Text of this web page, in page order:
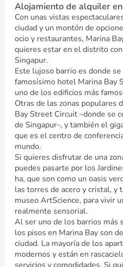
Alojamiento de alquiler
Con unas vistas
ciudad y un montón de
ocio y restaurantes, Marina
quieres estar en el distrito
Singapur.
Este lujoso barrio es donde
famosísimo hotel Marina Bay
uno de los edificios más
Otras de las zonas populares
Bay Street Circuit –donde se
de Singapur–, y también el
que es el centro de
mundo.
Si quieres disfrutar de una
puedes pasarte por los
ha, que son como un oasis
las torres de acero y cristal, y
museo ArtScience, para vivir
realmente sensorial.
Al ser uno de los barrios más
los pisos en Marina Bay son
ciudad. La mayoría de los
modernos y están en